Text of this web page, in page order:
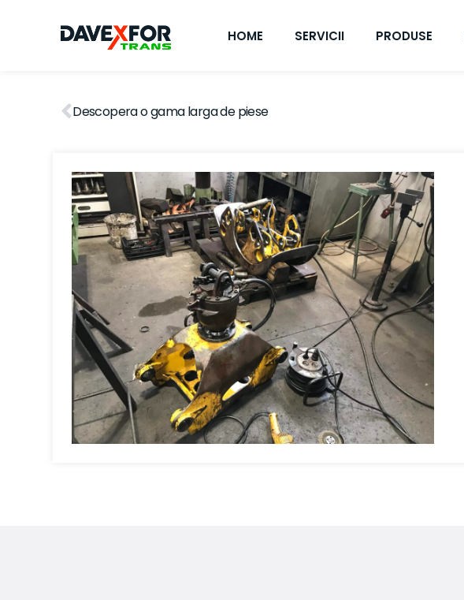
HOME SERVICII PRODUSE
Descopera o gama larga de piese